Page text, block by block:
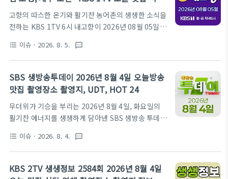
니다. 바쁜 현대인들에게 유익한 정보를 전달하고 웃
음과 위로를 건네는 생생정보가 8월 5일에는 또 어떤
놀라운 이야기들로 저녁 시간을 풍성하게 만들었는지,
방송에 소개된 다양한 출연 식당과 업체 정보들을 하
생정보 공식 홈페이지 바로가기뭉..
업체 촬영장소 촬영지
고향의 따스한 온기와 활기찬 농어촌의 생생한 소식을
전하는 KBS 1TV 6시 내고향이 2026년 08월 05일에
바쁜 일상 속 잠시 잊고 지냈던 우리 농어촌의 정겨운
풍경과 맛깔스러운 먹거리, 그리고 정성으로 일궈낸
결실을 만나는 시간은 언제나 설레기 마련인데요. 오
늘은 김제의 맛집부터 보령의 축제 현장, 그리고 제주
의 싱그러운 풋귤까지 대한민국 구석구석 숨겨진 보물
같은 이야기들을 다시 한번 정리해 보려 합니다. 삶의
현장에서 묵묵히 땀 흘리며 최고의 가치를 만들어가는
우리 이웃들의 진솔한 삶이 담긴 2026년 08월 05일
찬 정보들을 지금 바로 살펴..
format_list_bulleted 이슈 · 2026. 8. 5. textsms
SBS 생방송투데이 2026년 8월 4일 오늘방송
맛집 촬영장소 촬영지, UDT, HOT 24
무더위가 기승을 부리는 2026년 8월 4일, 화요일의
활기찬 에너지를 생생하게 담아낸 SBS 생방송 투데이
시에 즐거워지는 미식 여행의 성지 방이동의 숨은 맛
집들과 함께, 밤이 되면 더욱 찬란하게 빛나는 청춘들
의 뜨거운 열기 가득한 야간 핫플레이스를 소개하며
시청자들의 오감을 만족시켰습니다. 맛있는 음식으로
format_list_bulleted 이슈 · 2026. 8. 4. textsms
KBS 2TV 생생정보 2584회 2026년 8월 4일